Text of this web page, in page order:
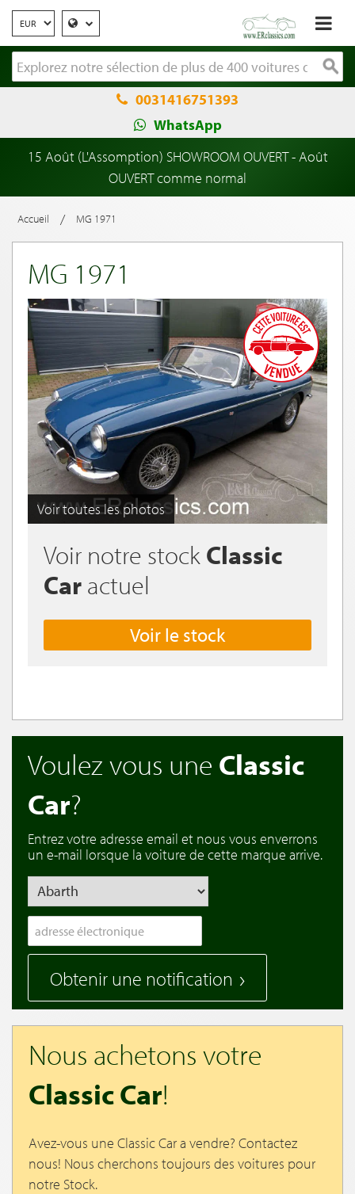
0031416751393
WhatsApp
15 Août (L'Assomption) SHOWROOM OUVERT - Août
OUVERT comme normal
Accueil / MG 1971
MG 1971
Voir toutes les photos
Voir notre stock Classic
Car actuel
Voir le stock
Voulez vous une Classic
Car?
Entrez votre adresse email et nous vous enverrons
un e-mail lorsque la voiture de cette marque arrive.
Obtenir une notification
Nous achetons votre
Classic Car!
Avez-vous une Classic Car a vendre? Contactez
nous! Nous cherchons toujours des voitures pour
notre Stock.